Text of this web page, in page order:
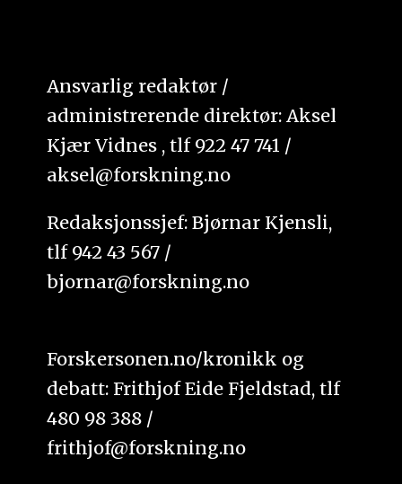
Ansvarlig redaktør /
administrerende direktør: Aksel
Kjær Vidnes , tlf 922 47 741 /
aksel@forskning.no
Redaksjonssjef: Bjørnar Kjensli,
tlf 942 43 567 /
bjornar@forskning.no
Forskersonen.no/kronikk og
debatt: Frithjof Eide Fjeldstad, tlf
480 98 388 /
frithjof@forskning.no